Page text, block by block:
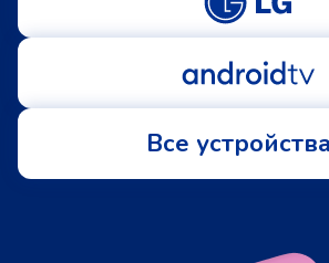
Все устройства